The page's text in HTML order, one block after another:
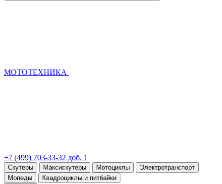
МОТОТЕХНИКА
+7 (499) 703-33-32 доб. 1
Скутеры Максискутеры Мотоциклы
Электротранспорт
Мопеды
Квадроциклы и питбайки